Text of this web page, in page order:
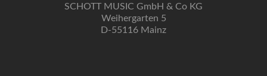
SCHOTT MUSIC GmbH & Co KG
Weihergarten 5
D-55116 Mainz